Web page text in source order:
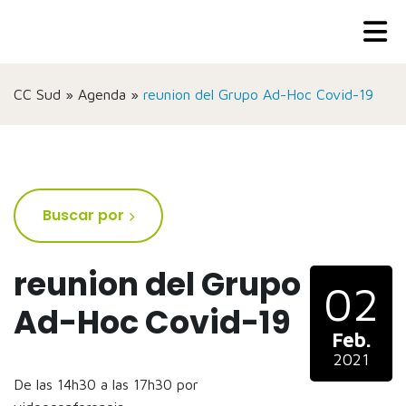
CC Sud » Agenda » reunion del Grupo Ad-Hoc Covid-19
reunion del Grupo
Ad-Hoc Covid-19
De las 14h30 a las 17h30 por
02
Feb.
2021
Buscar por